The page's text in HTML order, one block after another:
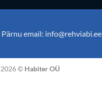
email: info@rehviabi.ee
© Habiter OÜ